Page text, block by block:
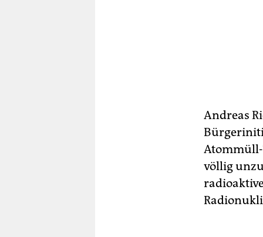
Andreas
Atommüll-
völlig